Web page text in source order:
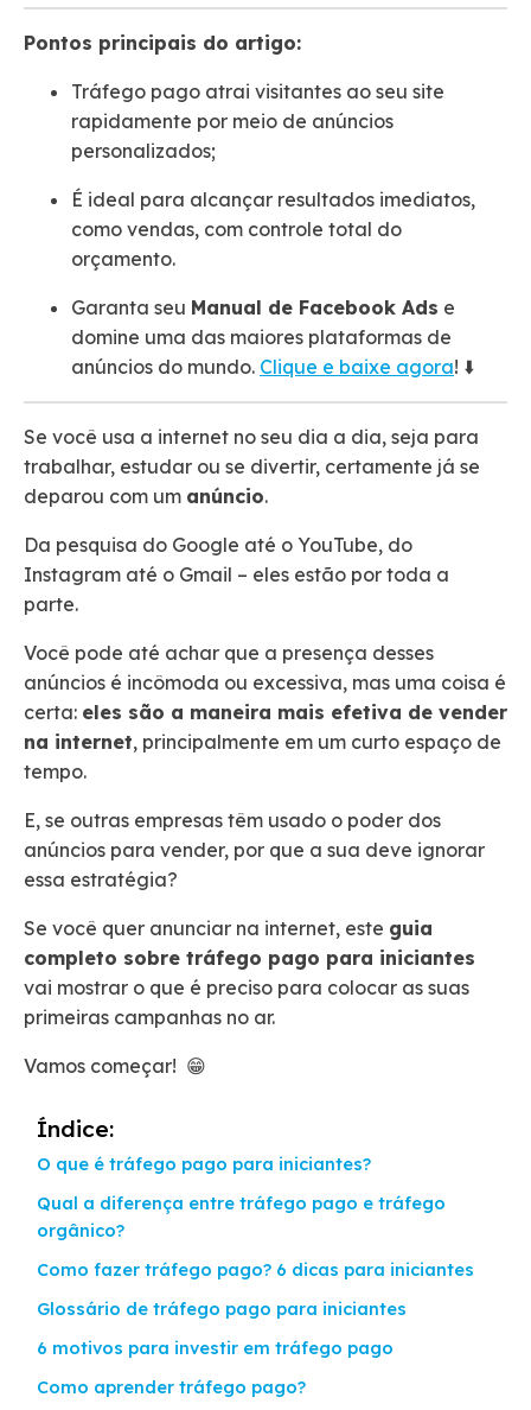
Pontos principais do artigo:
Tráfego pago atrai visitantes ao seu site
rapidamente por meio de anúncios
personalizados;
É ideal para alcançar resultados imediatos,
como vendas, com controle total do
orçamento.
Garanta seu Manual de Facebook Ads e
domine uma das maiores plataformas de
anúncios do mundo. Clique e baixe agora! ⬇️
Se você usa a internet no seu dia a dia, seja para
trabalhar, estudar ou se divertir, certamente já se
deparou com um anúncio.
Da pesquisa do Google até o YouTube, do
Instagram até o Gmail – eles estão por toda a
parte.
Você pode até achar que a presença desses
anúncios é incômoda ou excessiva, mas uma coisa é
certa: eles são a maneira mais efetiva de vender
na internet, principalmente em um curto espaço de
tempo.
E, se outras empresas têm usado o poder dos
anúncios para vender, por que a sua deve ignorar
essa estratégia?
Se você quer anunciar na internet, este guia
completo sobre tráfego pago para iniciantes
vai mostrar o que é preciso para colocar as suas
primeiras campanhas no ar.
Vamos começar! 😁
Índice:
O que é tráfego pago para iniciantes?
Qual a diferença entre tráfego pago e tráfego
orgânico?
Como fazer tráfego pago? 6 dicas para iniciantes
Glossário de tráfego pago para iniciantes
6 motivos para investir em tráfego pago
Como aprender tráfego pago?